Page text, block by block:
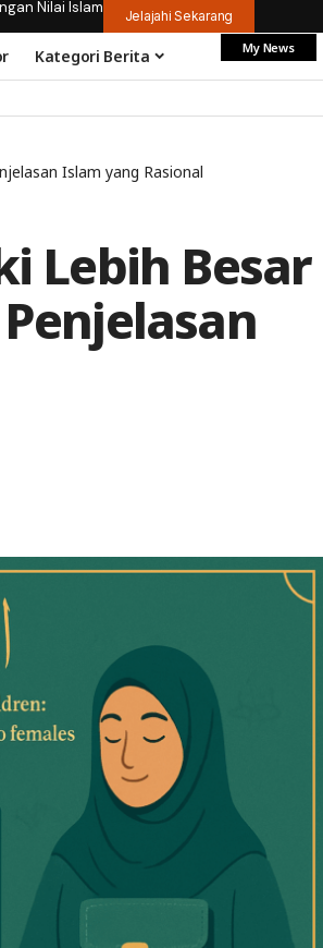
Nilai Islam Jelajahi Sekarang
Kategori Berita My News
Islam yang Rasional
Lebih Besar